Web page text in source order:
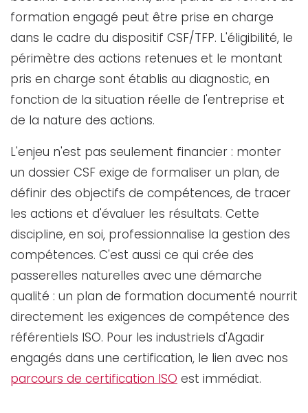
formation engagé peut être prise en charge
dans le cadre du dispositif CSF/TFP. L'éligibilité, le
périmètre des actions retenues et le montant
pris en charge sont établis au diagnostic, en
fonction de la situation réelle de l'entreprise et
de la nature des actions.
L'enjeu n'est pas seulement financier : monter
un dossier CSF exige de formaliser un plan, de
définir des objectifs de compétences, de tracer
les actions et d'évaluer les résultats. Cette
discipline, en soi, professionnalise la gestion des
compétences. C'est aussi ce qui crée des
passerelles naturelles avec une démarche
qualité : un plan de formation documenté nourrit
directement les exigences de compétence des
référentiels ISO. Pour les industriels d'Agadir
engagés dans une certification, le lien avec nos
parcours de certification ISO est immédiat.